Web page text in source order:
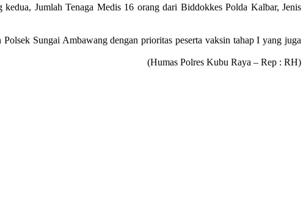
Jumlah Tenaga Medis 16 orang dari Biddokkes Polda Kalbar, Jenis
Sungai Ambawang dengan prioritas peserta vaksin tahap I yang juga
(Humas Polres Kubu Raya – Rep : RH)